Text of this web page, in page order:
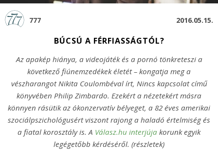
777 2016.05.15.
BÚCSÚ A FÉRFIASSÁGTÓL?
Az apakép hiánya, a videojáték és a pornó tönkreteszi a
következő fiúnemzedékek életét – kongatja meg a
vészharangot Nikita Coulombéval írt, Nincs kapcsolat című
könyvében Philip Zimbardo. Ezekért a nézetekért másra
könnyen rásütik az ókonzervatív bélyeget, a 82 éves amerikai
szociálpszichológusért viszont rajong a haladó értelmiség és
a fiatal korosztály is. A Válasz.hu interjúja korunk egyik
legégetőbb kérdéséről. (részletek)